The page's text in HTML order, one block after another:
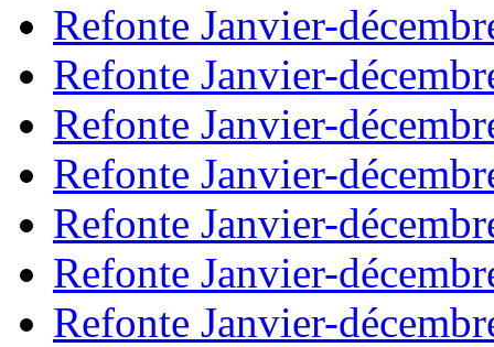
Refonte Janvier-
Refonte Janvier-
Refonte Janvier-
Refonte Janvier-
Refonte Janvier-
Refonte Janvier-
Refonte Janvier-